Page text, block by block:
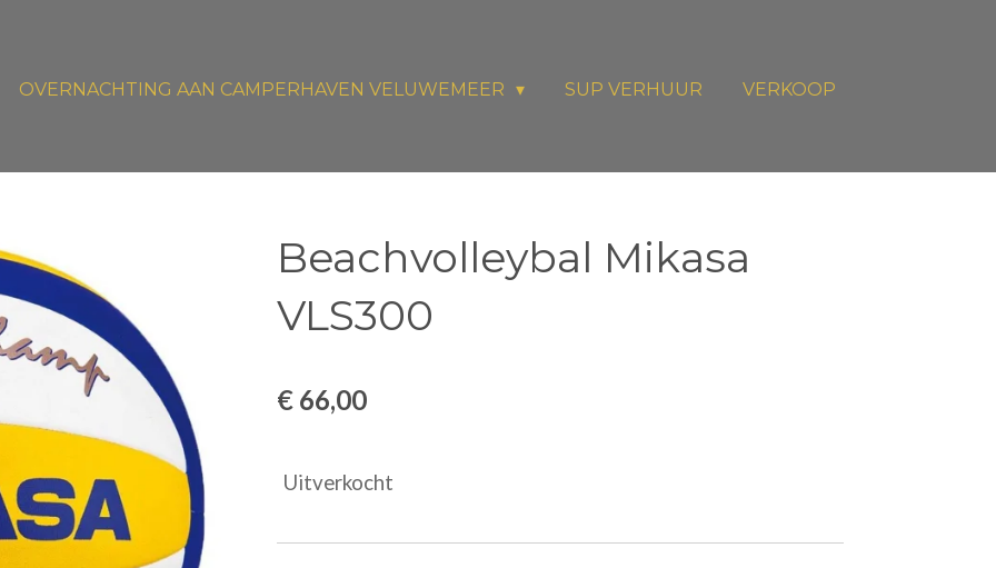
OVERNACHTING AAN CAMPERHAVEN VELUWEMEER SUP VERHUUR VERKOOP
Beachvolleybal Mikasa
VLS300
€ 66,00
Uitverkocht